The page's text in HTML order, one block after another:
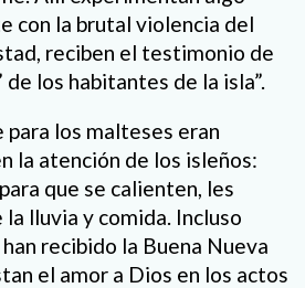
con la brutal violencia del
reciben el testimonio de
de los habitantes de la isla”.
para los malteses eran
la atención de los isleños:
que se calienten, les
lluvia y comida. Incluso
recibido la Buena Nueva
el amor a Dios en los actos